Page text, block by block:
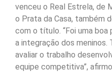
venceu o Real Estrela, de
o Prata da Casa, também
com o título. “Foi uma boa
a integração dos meninos.
avaliar o trabalho
equipe competitiva”,